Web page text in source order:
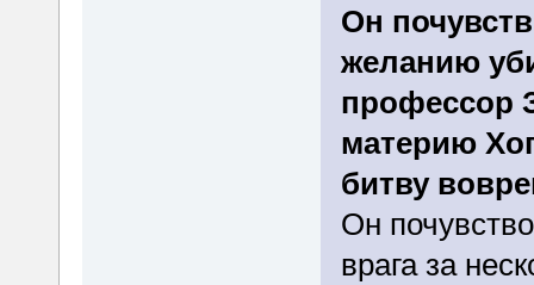
Он
желанию
профессор
материю
битву
Он
врага за